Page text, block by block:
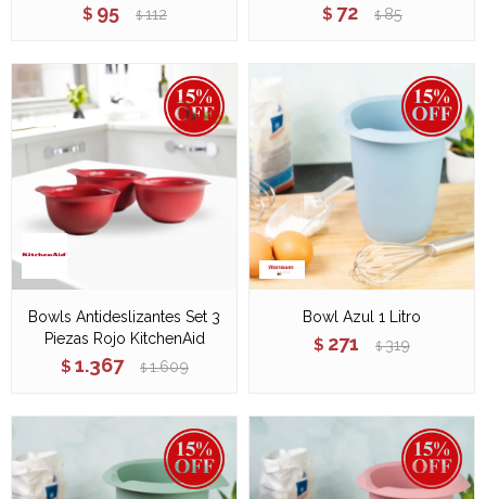
$ 95 $ 112 $ 72 $ 85
Bowls Antideslizantes Set 3
Piezas Rojo KitchenAid
$ 1.367 $ 1.609
Bowl Azul 1 Litro
$ 271 $ 319